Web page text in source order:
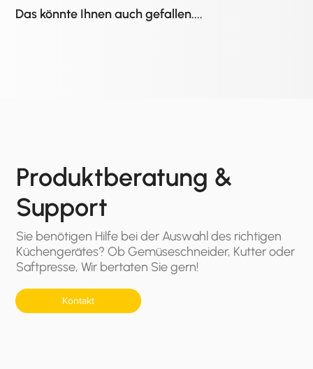
Das könnte Ihnen auch gefallen....
Produktberatung &
Support
Sie benötigen Hilfe bei der Auswahl des richtigen
Küchengerätes? Ob Gemüseschneider, Kutter oder
Saftpresse, Wir bertaten Sie gern!
Kontakt